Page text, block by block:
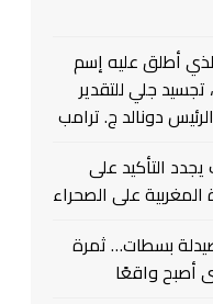
أطلق عليه إسم
جلي للتقدير
دونالد ج. ترامب
التأكيد على
المغربية على الصحراء
بسطات… ثمرة
أصبح واقعًا